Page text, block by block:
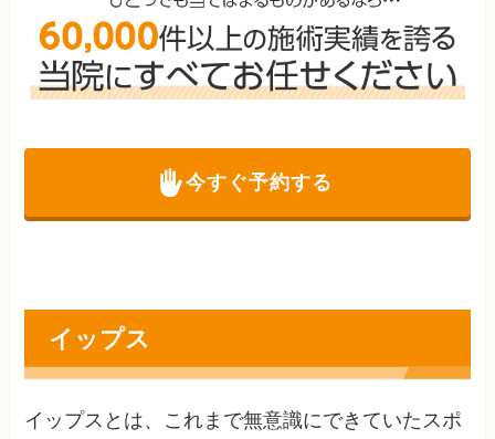
今すぐ予約する
イップス
イップスとは、これまで無意識にできていたスポ